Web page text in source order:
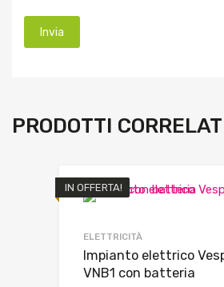
PRODOTTI
IN OFFERTA!
ELETTRICITÀ
Impianto elettrico
VNB1 con batteria